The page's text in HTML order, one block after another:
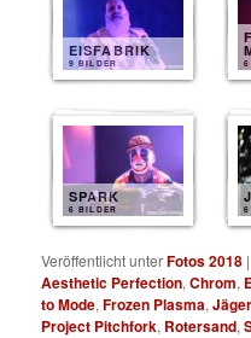
EISFABRIK
9 BILDER 6
SPARK
6 BILDER 6
Veröffentlicht unterFotos 2018
Aesthetic Perfection,Chrom,
to Mode,Frozen Plasma,
Project Pitchfork, Rotersand,